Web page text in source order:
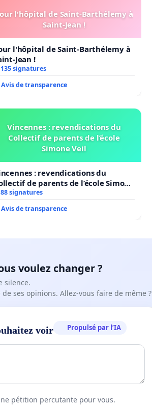
l'hôpital de Saint-Barthélemy à
Saint-Jean !
l'hôpital de Saint-Barthélemy à
Jean !
135 signatures
Avis de transparence
Vincennes : revendications du
Collectif de parents de l’école
Simone Veil
: revendications du
de parents de l’école Simone
88 signatures
Avis de transparence
voulez changer ?
silence.
ses opinions. Allez-vous faire de même ?
voir Propulsé par l’IA
pétition percutante pour vous.